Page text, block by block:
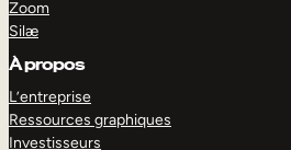
Zoom
Silæ
À propos
L’entreprise
Ressources graphiques
Investisseurs